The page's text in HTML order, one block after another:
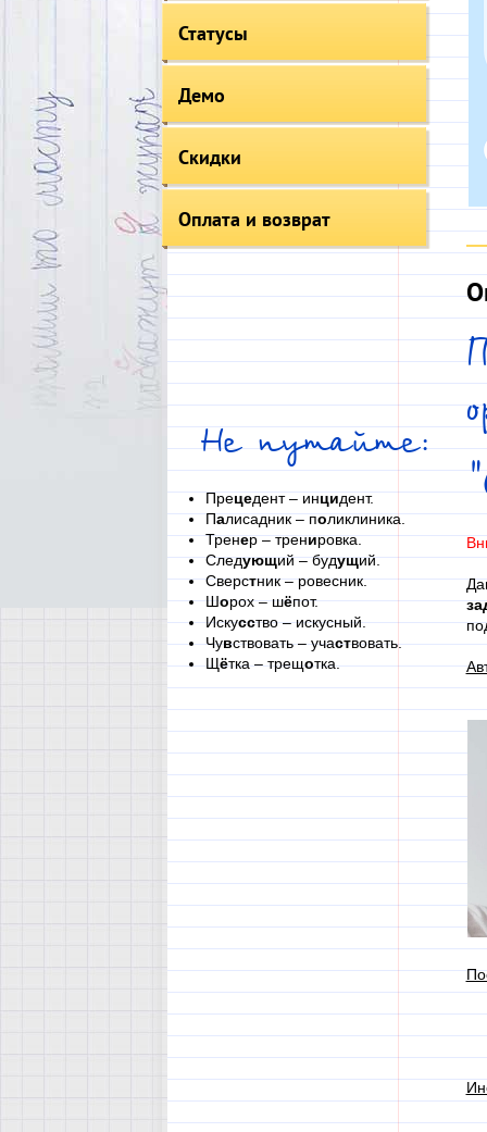
Статусы
Демо
Скидки
Оплата и возврат
Не путайте:
Прецедент – инцидент.
Палисадник – поликлиника.
Тренер – тренировка.
Следующий – будущий.
Сверстник – ровесник.
Шорох – шёпот.
Искусство – искусный.
Чувствовать – участвовать.
Щётка – трещотка.